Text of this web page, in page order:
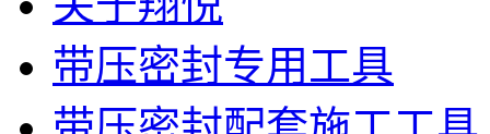
带压密封专用工具